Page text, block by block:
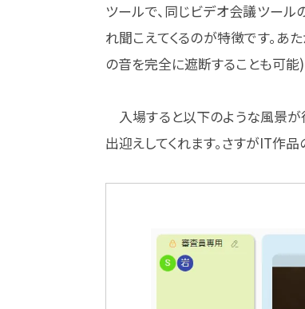
ツールで、同じビデオ会議ツール
れ聞こえてくるのが特徴です。
の音を完全に遮断することも可能)
入場すると以下のような風景が
出迎えしてくれます。さすがIT作